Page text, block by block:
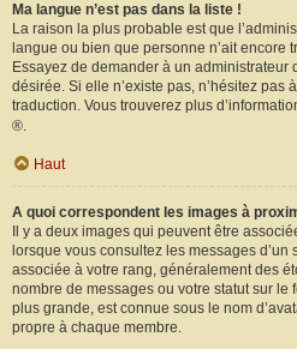
Ma langue n’est pas dans la liste !
La raison la plus probable est que
langue ou bien que personne n’ait encore
Essayez de demander à un administrateur
désirée. Si elle n’existe pas, n’hésitez pas
traduction. Vous trouverez plus
®.
Haut
A quoi correspondent les images à
Il y a deux images qui peuvent être
lorsque vous consultez les messages d’un
associée à votre rang, généralement des
nombre de messages ou votre statut sur le
plus grande, est connue sous le nom
propre à chaque membre.